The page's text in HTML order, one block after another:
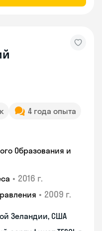
4 года опыта
Образования и
• 2016 г.
• 2009 г.
Зеландии, США